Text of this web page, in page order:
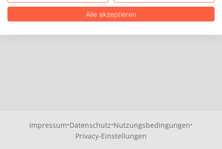
Impressum·Datenschutz·Nutzungsbedingungen·
Privacy-Einstellungen
Alle akzeptieren